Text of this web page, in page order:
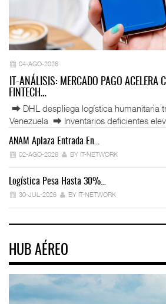
04-AGO-2026
IT-ANÁLISIS: MERCADO PAGO ACELERA
FINTECH…
⮕ DHL despliega logística humanitaria
Venezuela ⮕ Inventarios deficientes elev
ANAM Aplaza Entrada En…
02-AGO-2026 BY IT-NETWORK
Logística Pesa Hasta 30%…
30-JUL-2026 BY IT-NETWORK
HUB AÉREO